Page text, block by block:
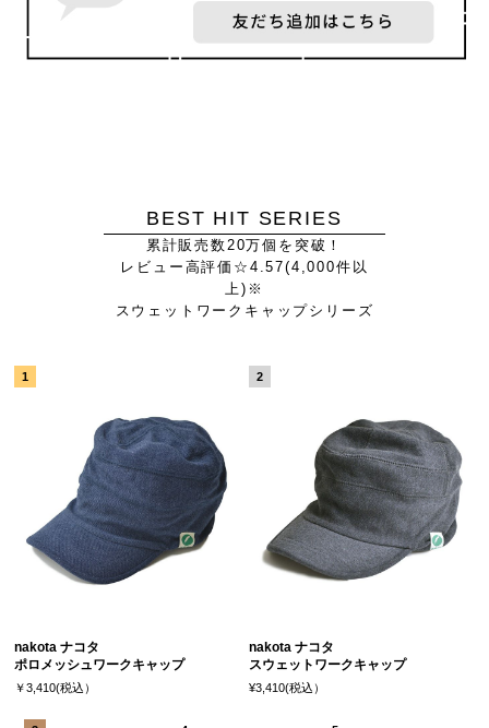
BEST HIT SERIES
累計販売数20万個を突破！
レビュー高評価☆4.57(4,000件以
上)※
スウェットワークキャップシリーズ
nakota ナコタ
ポロメッシュワークキャップ
￥3,410(税込）
nakota ナコタ
スウェットワークキャップ
¥3,410(税込）